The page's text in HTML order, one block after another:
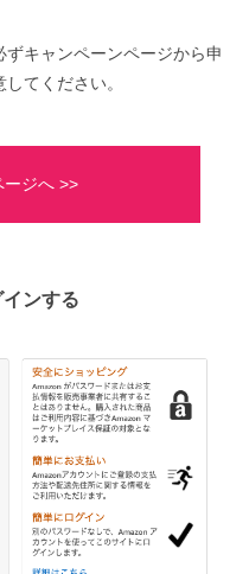
キャンペーンページから申
てください。
ージへ >>
ンする